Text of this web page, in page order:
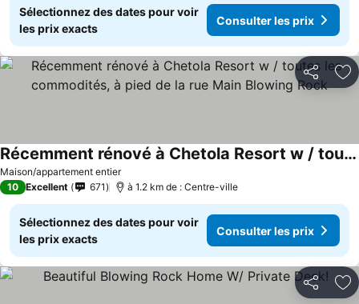
Sélectionnez des dates pour voir
les prix exacts
Consulter les prix
Partager
Maison/appartement entier
Récemment rénové à Chetola Resort w / toutes les commodités, à pied de la rue Main Blowing Rock
Consulter les prix
10 Excellent 671 à 1.2 km de : Centre-ville
Sélectionnez des dates pour voir
les prix exacts
Consulter les prix
Partager